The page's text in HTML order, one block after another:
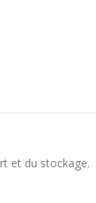
et du stockage.